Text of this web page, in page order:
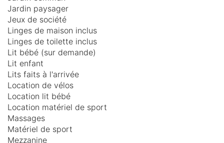
Jardin paysager
Jeux de société
Linges de maison inclus
Linges de toilette inclus
Lit bébé (sur demande)
Lit enfant
Lits faits à l'arrivée
Location de vélos
Location lit bébé
Location matériel de sport
Massages
Matériel de sport
Mezzanine